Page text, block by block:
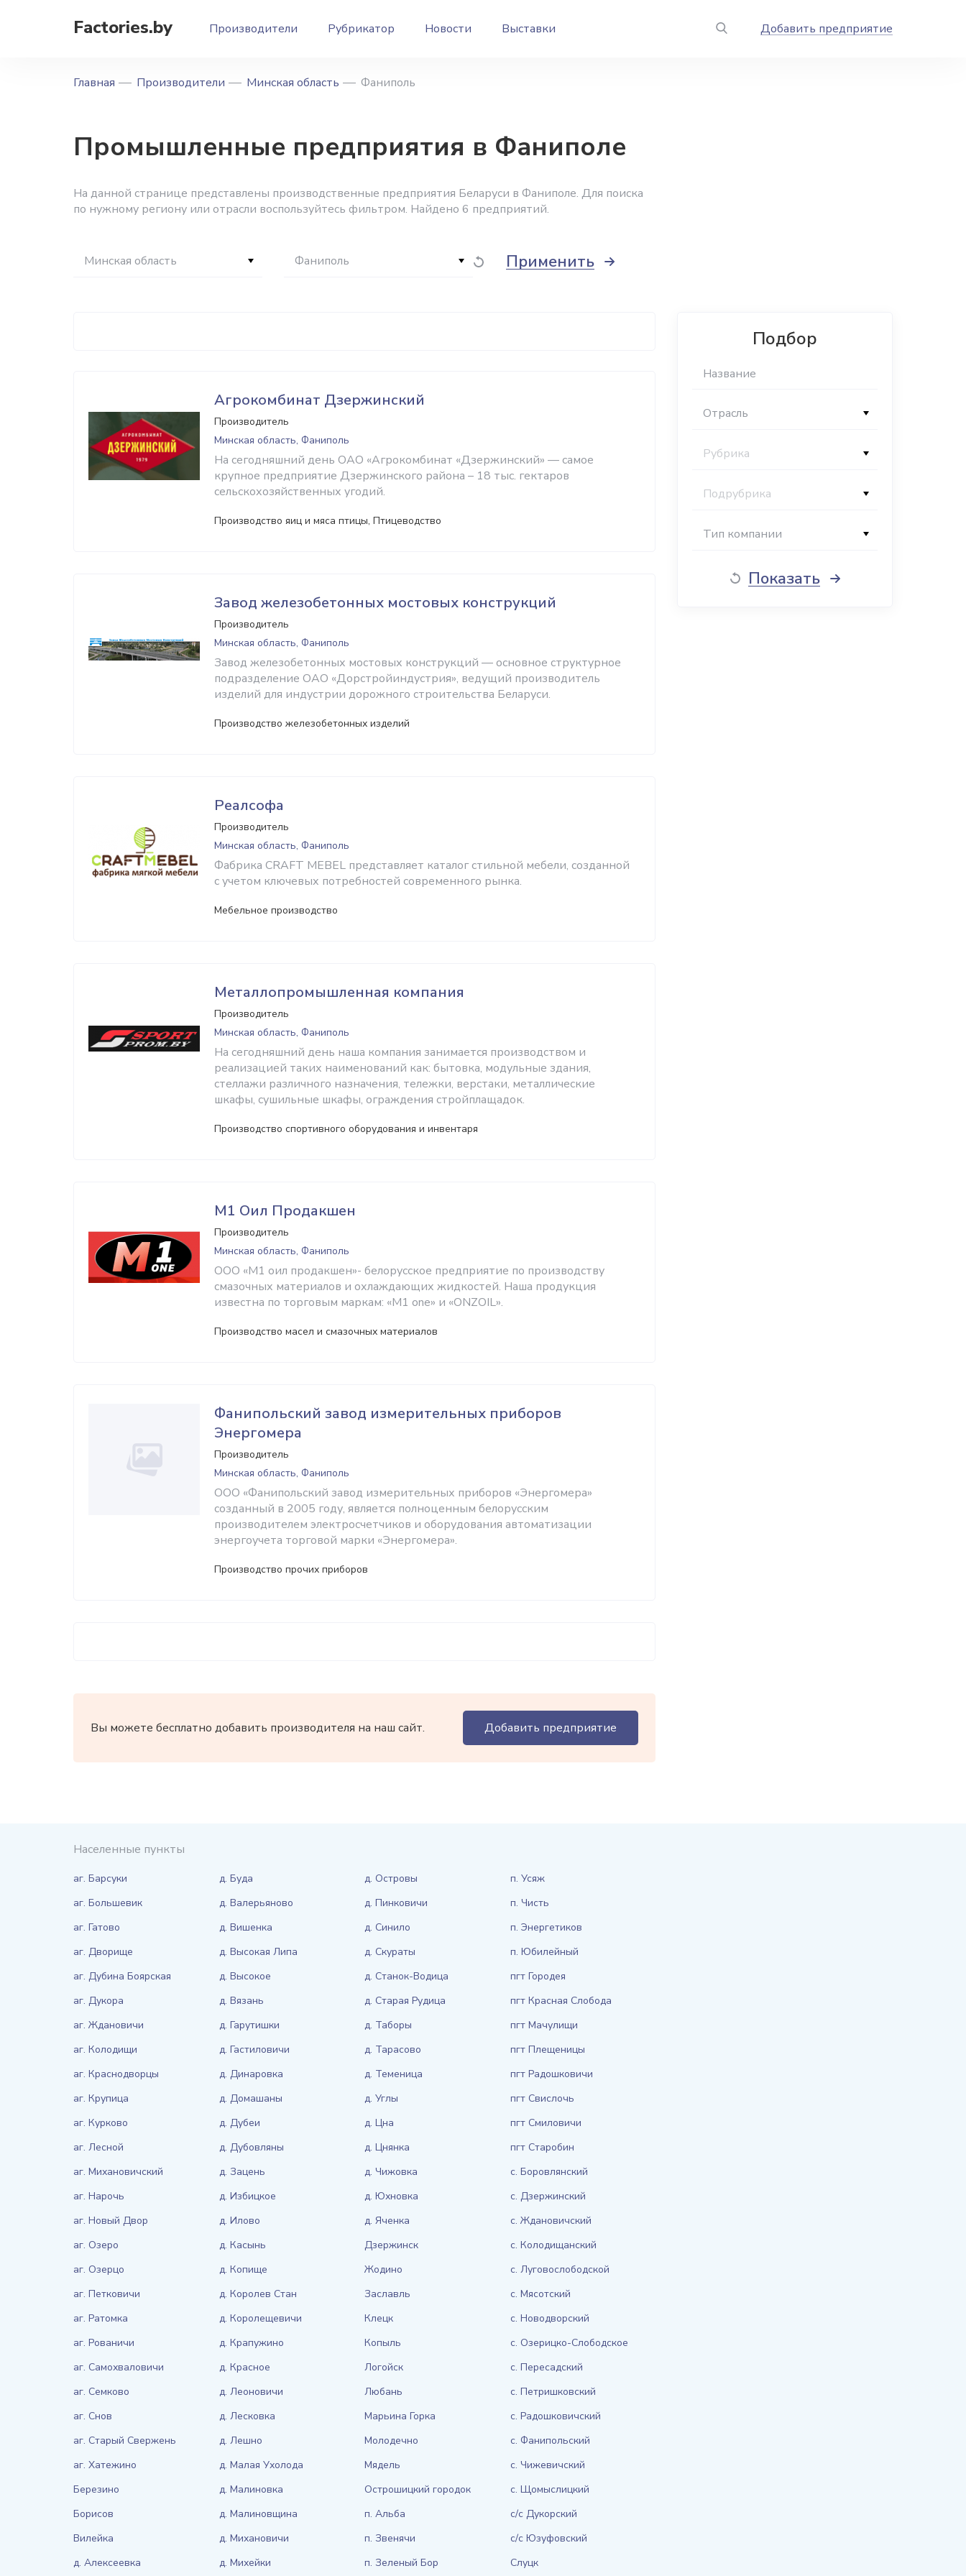
Factories.by Производители Рубрикатор Новости Выставки Добавить предприятие
Главная Производители Минская область Фаниполь
Промышленные предприятия в Фаниполе
На данной странице представлены производственные предприятия Беларуси в Фаниполе. Для поиска
по нужному региону или отрасли воспользуйтесь фильтром. Найдено 6 предприятий.
Минская область Фаниполь Применить
Агрокомбинат Дзержинский
Производитель
Минская область, Фаниполь
На сегодняшний день ОАО «Агрокомбинат «Дзержинский» — самое
крупное предприятие Дзержинского района – 18 тыс. гектаров
сельскохозяйственных угодий.
Производство яиц и мяса птицы, Птицеводство
Завод железобетонных мостовых конструкций
Производитель
Минская область, Фаниполь
Завод железобетонных мостовых конструкций — основное структурное
подразделение ОАО «Дорстройиндустрия», ведущий производитель
изделий для индустрии дорожного строительства Беларуси.
Производство железобетонных изделий
Реалсофа
Производитель
Минская область, Фаниполь
Фабрика СRAFT MEBEL представляет каталог стильной мебели, созданной
с учетом ключевых потребностей современного рынка.
Мебельное производство
Металлопромышленная компания
Производитель
Минская область, Фаниполь
На сегодняшний день наша компания занимается производством и
реализацией таких наименований как: бытовка, модульные здания,
стеллажи различного назначения, тележки, верстаки, металлические
шкафы, сушильные шкафы, ограждения стройплащадок.
Производство спортивного оборудования и инвентаря
М1 Оил Продакшен
Производитель
Минская область, Фаниполь
ООО «М1 оил продакшен»- белорусское предприятие по производству
смазочных материалов и охлаждающих жидкостей. Наша продукция
известна по торговым маркам: «M1 one» и «ONZOIL».
Производство масел и смазочных материалов
Фанипольский завод измерительных приборов
Энергомера
Производитель
Минская область, Фаниполь
ООО «Фанипольский завод измерительных приборов «Энергомера»
созданный в 2005 году, является полноценным белорусским
производителем электросчетчиков и оборудования автоматизации
энергоучета торговой марки «Энергомера».
Производство прочих приборов
Вы можете бесплатно добавить производителя на наш сайт. Добавить предприятие
Населенные пункты
аг. Барсуки
аг. Большевик
аг. Гатово
аг. Дворище
аг. Дубина Боярская
аг. Дукора
аг. Ждановичи
аг. Колодищи
аг. Краснодворцы
аг. Крупица
аг. Курково
аг. Лесной
аг. Михановичский
аг. Нарочь
аг. Новый Двор
аг. Озеро
аг. Озерцо
аг. Петковичи
аг. Ратомка
аг. Рованичи
аг. Самохваловичи
аг. Семково
аг. Снов
аг. Старый Свержень
аг. Хатежино
Березино
Борисов
Вилейка
д. Алексеевка
д. Буда
д. Валерьяново
д. Вишенка
д. Высокая Липа
д. Высокое
д. Вязань
д. Гарутишки
д. Гастиловичи
д. Динаровка
д. Домашаны
д. Дубеи
д. Дубовляны
д. Зацень
д. Избицкое
д. Илово
д. Касынь
д. Копище
д. Королев Стан
д. Королещевичи
д. Крапужино
д. Красное
д. Леоновичи
д. Лесковка
д. Лешно
д. Малая Ухолода
д. Малиновка
д. Малиновщина
д. Михановичи
д. Михейки
д. Островы
д. Пинковичи
д. Синило
д. Скураты
д. Станок-Водица
д. Старая Рудица
д. Таборы
д. Тарасово
д. Теменица
д. Углы
д. Цна
д. Цнянка
д. Чижовка
д. Юхновка
д. Яченка
Дзержинск
Жодино
Заславль
Клецк
Копыль
Логойск
Любань
Марьина Горка
Молодечно
Мядель
Острошицкий городок
п. Альба
п. Звенячи
п. Зеленый Бор
п. Усяж
п. Чисть
п. Энергетиков
п. Юбилейный
пгт Городея
пгт Красная Слобода
пгт Мачулищи
пгт Плещеницы
пгт Радошковичи
пгт Свислочь
пгт Смиловичи
пгт Старобин
с. Боровлянский
с. Дзержинский
с. Ждановичский
с. Колодищанский
с. Луговослободской
с. Мясотский
с. Новодворский
с. Озерицко-Слободское
с. Пересадский
с. Петришковский
с. Радошковичский
с. Фанипольский
с. Чижевичский
с. Щомыслицкий
с/с Дукорский
с/с Юзуфовский
Слуцк
Подбор
Отрасль
Рубрика
Подрубрика
Тип компании
Показать